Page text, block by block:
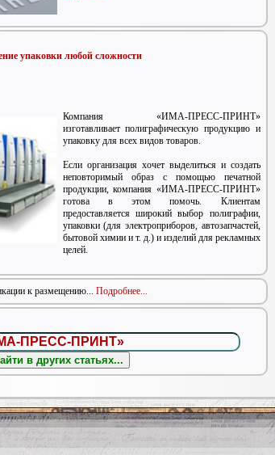
упаковки любой сложности
Компания «ИМА-ПРЕСС-ПРИНТ»
изготавливает полиграфическую продукцию и
упаковку для всех видов товаров.
Если организация хочет выделиться и создать
неповторимый образ с помощью печатной
продукции, компания «ИМА-ПРЕСС-ПРИНТ»
готова в этом помочь. Клиентам
предоставляется широкий выбор полиграфии,
упаковки (для электроприборов, автозапчастей,
бытовой химии и т. д.) и изделий для рекламных
целей.
к размещению... Подробнее...